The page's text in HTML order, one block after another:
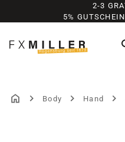
Zum Hauptinhalt
2-3
5%
Body Hand